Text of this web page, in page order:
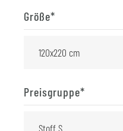
Größe*
Preisgruppe*